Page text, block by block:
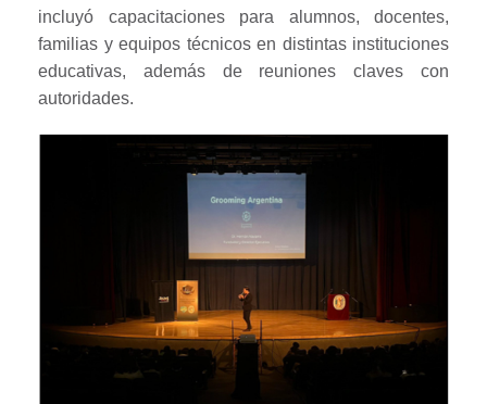
incluyó capacitaciones para alumnos, docentes,
familias y equipos técnicos en distintas instituciones
educativas, además de reuniones claves con
autoridades.